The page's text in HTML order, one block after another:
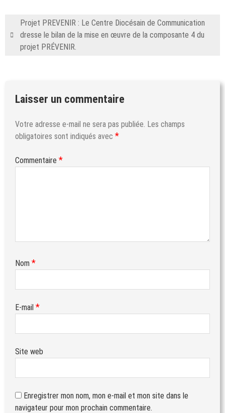
Projet PREVENIR : Le Centre Diocésain de Communication
dresse le bilan de la mise en œuvre de la composante 4 du
projet PRÉVENIR.
Laisser un commentaire
Votre adresse e-mail ne sera pas publiée. Les champs
obligatoires sont indiqués avec *
Commentaire *
Nom *
E-mail *
Site web
Enregistrer mon nom, mon e-mail et mon site dans le
navigateur pour mon prochain commentaire.